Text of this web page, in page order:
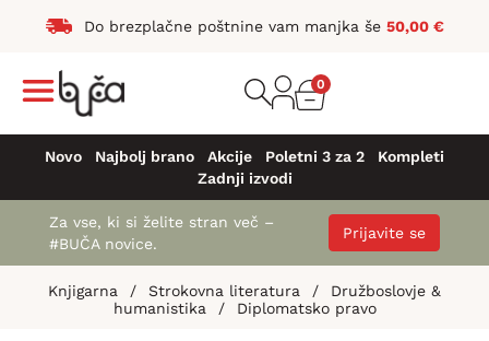
Do brezplačne poštnine vam manjka še 50,00 €
0
Novo Najbolj brano Akcije Poletni 3 za 2
Kompleti
Zadnji izvodi
Za vse, ki si želite stran več –
#BUČA novice.
Prijavite se
Knjigarna / Strokovna literatura /
Družboslovje &
humanistika
/ Diplomatsko pravo